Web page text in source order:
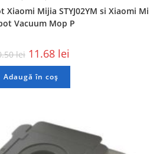
Mijia STYJ02YM si Xiaomi Mi
Vacuum Mop P
lei 11.68 lei
Adaugă în coș